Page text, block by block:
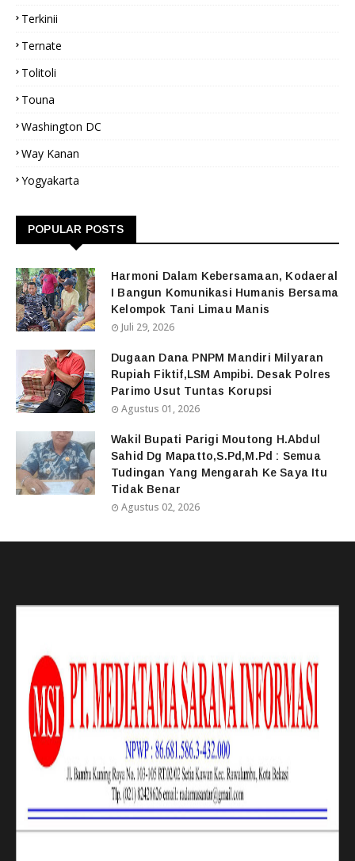
Terkinii
Ternate
Tolitoli
Touna
Washington DC
Way Kanan
Yogyakarta
POPULAR POSTS
‎Harmoni Dalam Kebersamaan, Kodaeral
I Bangun Komunikasi Humanis Bersama
Kelompok Tani Limau Manis
Juli 29, 2026
Dugaan Dana PNPM Mandiri Milyaran
Rupiah Fiktif,LSM Ampibi. Desak Polres
Parimo Usut Tuntas Korupsi
Agustus 01, 2026
Wakil Bupati Parigi Moutong H.Abdul
Sahid Dg Mapatto,S.Pd,M.Pd : Semua
Tudingan Yang Mengarah Ke Saya Itu
Tidak Benar
Agustus 02, 2026